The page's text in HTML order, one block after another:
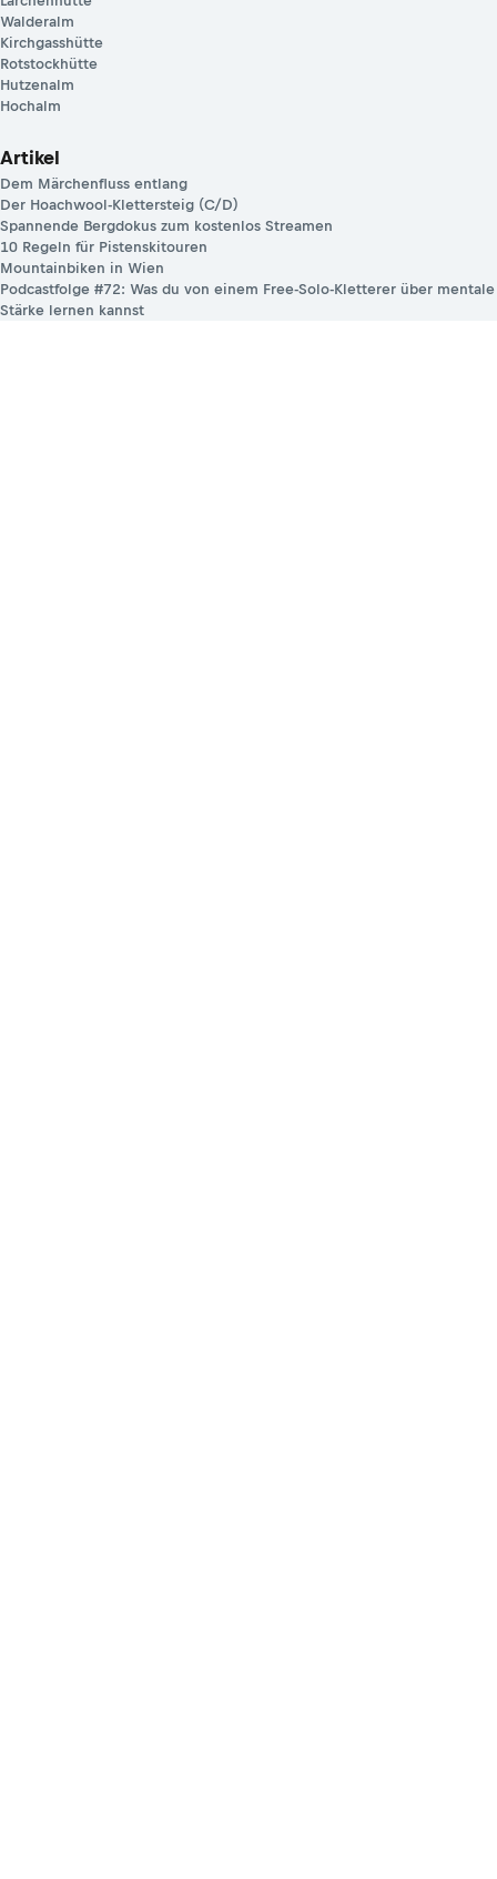
Walderalm
Kirchgasshütte
Rotstockhütte
Hutzenalm
Hochalm
Artikel
Dem Märchenfluss entlang
Der Hoachwool-Klettersteig (C/D)
Spannende Bergdokus zum kostenlos Streamen
10 Regeln für Pistenskitouren
Mountainbiken in Wien
Podcastfolge #72: Was du von einem Free-Solo-Kletterer über mentale
Stärke lernen kannst